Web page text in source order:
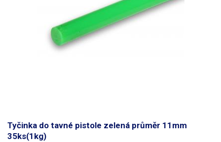
Tyčinka do tavné pistole zelená průměr 11mm
35ks(1kg)